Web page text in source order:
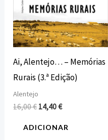
Ai, Alentejo… – Memórias
Rurais (3.ª Edição)
Alentejo
16,00€ 14,40€
ADICIONAR